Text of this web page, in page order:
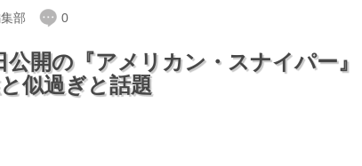
部 0
公開の『アメリカン・スナイパー
似過ぎと話題